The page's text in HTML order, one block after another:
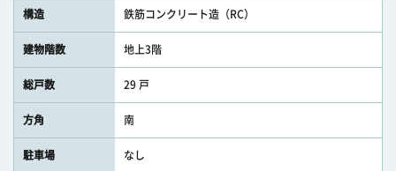
構造 鉄筋コンクリート造（RC）
建物階数 地上3階
総戸数 29 戸
方角 南
駐車場 なし